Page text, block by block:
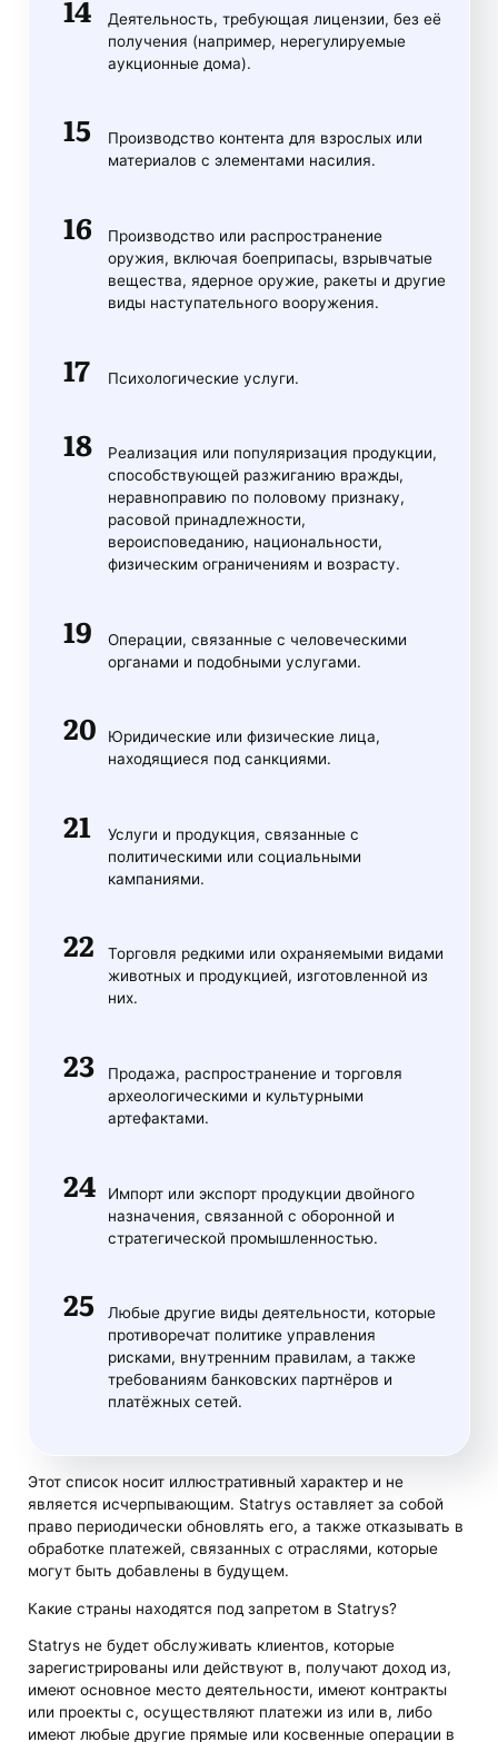
Деятельность, требующая лицензии, без её
получения (например, нерегулируемые
аукционные дома).
Производство контента для взрослых или
материалов с элементами насилия.
Производство или распространение
оружия, включая боеприпасы, взрывчатые
вещества, ядерное оружие, ракеты и другие
виды наступательного вооружения.
Психологические услуги.
Реализация или популяризация продукции,
способствующей разжиганию вражды,
неравноправию по половому признаку,
расовой принадлежности,
вероисповеданию, национальности,
физическим ограничениям и возрасту.
Операции, связанные с человеческими
органами и подобными услугами.
Юридические или физические лица,
находящиеся под санкциями.
Услуги и продукция, связанные с
политическими или социальными
кампаниями.
Торговля редкими или охраняемыми видами
животных и продукцией, изготовленной из
них.
Продажа, распространение и торговля
археологическими и культурными
артефактами.
Импорт или экспорт продукции двойного
назначения, связанной с оборонной и
стратегической промышленностью.
Любые другие виды деятельности, которые
противоречат политике управления
рисками, внутренним правилам, а также
требованиям банковских партнёров и
платёжных сетей.
Этот список носит иллюстративный характер и не
является исчерпывающим. Statrys оставляет за собой
право периодически обновлять его, а также отказывать в
обработке платежей, связанных с отраслями, которые
могут быть добавлены в будущем.
Какие страны находятся под запретом в Statrys?
Statrys не будет обслуживать клиентов, которые
зарегистрированы или действуют в, получают доход из,
имеют основное место деятельности, имеют контракты
или проекты с, осуществляют платежи из или в, либо
имеют любые другие прямые или косвенные операции в